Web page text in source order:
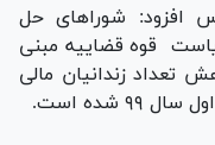
افزود: شورا‌های حل
قوه قضاییه مبنی
زندانیان مالی